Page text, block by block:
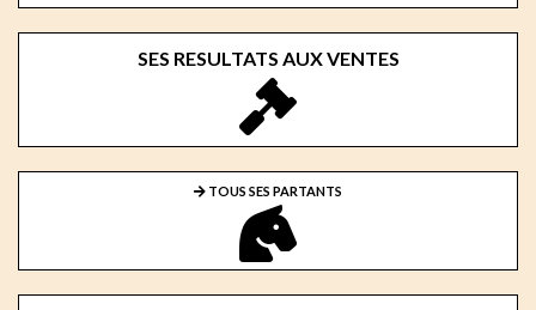
SES RESULTATS AUX VENTES
TOUS SES PARTANTS